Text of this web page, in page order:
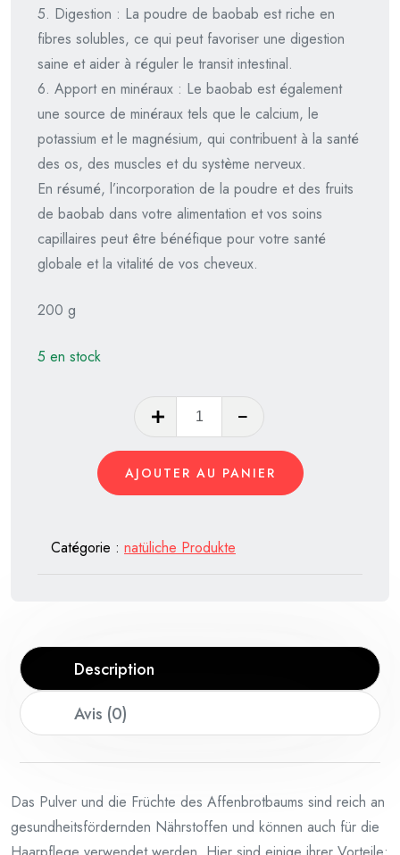
5. Digestion : La poudre de baobab est riche en
fibres solubles, ce qui peut favoriser une digestion
saine et aider à réguler le transit intestinal.
6. Apport en minéraux : Le baobab est également
une source de minéraux tels que le calcium, le
potassium et le magnésium, qui contribuent à la santé
des os, des muscles et du système nerveux.
En résumé, l’incorporation de la poudre et des fruits
de baobab dans votre alimentation et vos soins
capillaires peut être bénéfique pour votre santé
globale et la vitalité de vos cheveux.
200 g
5 en stock
de
Poudre
et
Baobab
AJOUTER AU PANIER
Catégorie : natüliche Produkte
Description
Avis (0)
Das Pulver und die Früchte des Affenbrotbaums sind reich an
gesundheitsfördernden Nährstoffen und können auch für die